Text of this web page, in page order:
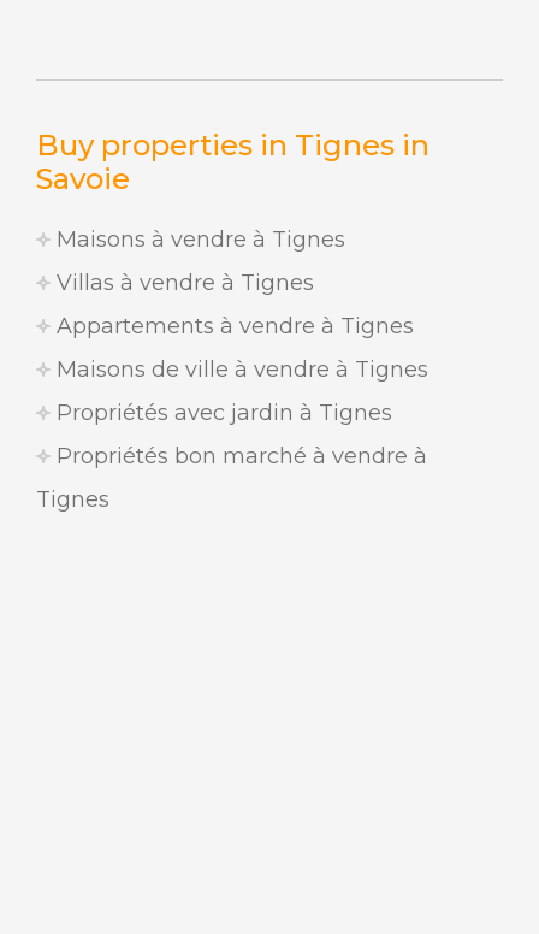
Buy properties in Tignes in
Savoie
Maisons à vendre à Tignes
Villas à vendre à Tignes
Appartements à vendre à Tignes
Maisons de ville à vendre à Tignes
Propriétés avec jardin à Tignes
Propriétés bon marché à vendre à
Tignes